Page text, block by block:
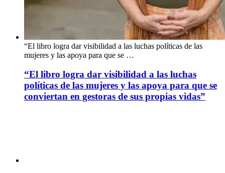
“El libro logra dar visibilidad a las luchas políticas de las
mujeres y las apoya para que se …
“El libro logra dar visibilidad a las luchas
políticas de las mujeres y las apoya para que se
conviertan en gestoras de sus propias vidas”